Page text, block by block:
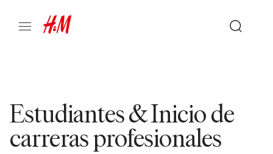
Estudiantes & Inicio de
carreras profesionales